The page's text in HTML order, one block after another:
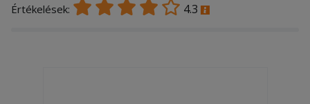
Értékelések: 4.3